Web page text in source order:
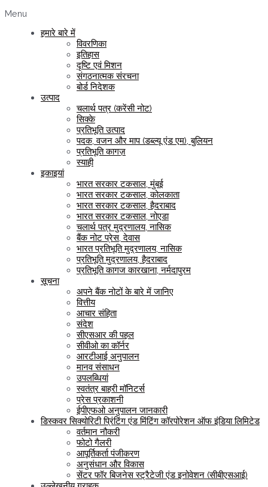
Menu
हमारे बारे में
विवरणिका
इतिहास
दृष्टि एवं मिशन
संगठनात्मक संरचना
बोर्ड निदेशक
उत्पाद
चलार्थ पत्र (करेंसी नोट)
सिक्के
प्रतिभूति उत्पाद
पदक, वजन और माप (डब्ल्यू एंड एम), बुलियन
प्रतिभूति कागज़
स्याही
इकाइयां
भारत सरकार टकसाल, मुंबई
भारत सरकार टकसाल, कोलकाता
भारत सरकार टकसाल, हैदराबाद
भारत सरकार टकसाल, नोएडा
चलार्थ पत्र मुद्रणालय, नासिक
बैंक नोट प्रेस, देवास
भारत प्रतिभूति मुद्रणालय, नासिक
प्रतिभूति मुद्रणालय, हैदराबाद
प्रतिभूति कागज कारखाना, नर्मदापुरम
सूचना
अपने बैंक नोटों के बारे में जानिए
वित्तीय
आचार संहिता
संदेश
सीएसआर की पहल
सीवीओ का कॉर्नर
आरटीआई अनुपालन
मानव संसाधन
उपलब्धियां
स्वतंत्र बाहरी मॉनिटर्स
प्रेस प्रकाशनी
ईपीएफओ अनुपालन जानकारी
डिस्कवर सिक्योरिटी प्रिंटिंग एंड मिंटिंग कॉरपोरेशन ऑफ इंडिया लिमिटेड
वर्तमान नौकरी
फोटो गैलरी
आपूर्तिकर्ता पंजीकरण
अनुसंधान और विकास
सेंटर फॉर बिजनेस स्ट्रैटेजी एंड इनोवेशन (सीबीएसआई)